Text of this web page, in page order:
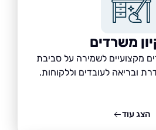
לשמירה על סביבת
לעובדים וללקוחות.